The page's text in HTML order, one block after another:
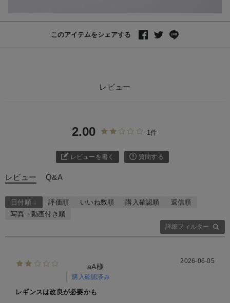
このアイテムをシェアする
レビュー
2.00 1件
レビューを書く 質問する
レビュー Q&A
詳細フィルター
日付順 ↓ 評価順 いいね数順 購入確認順
返信順
写真・動画付き順
aA様
購入確認済み
2026-06-05
レギンスは改良が必要かも